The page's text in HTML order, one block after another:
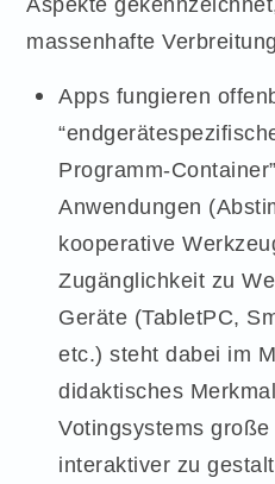
massenhafte
Apps fungieren
Programm-
Anwendungen
kooperative
Zugänglichkeit zu
Geräte (TabletPC,
etc.) steht dabei im
didaktisches
Votingsystems
interaktiver zu